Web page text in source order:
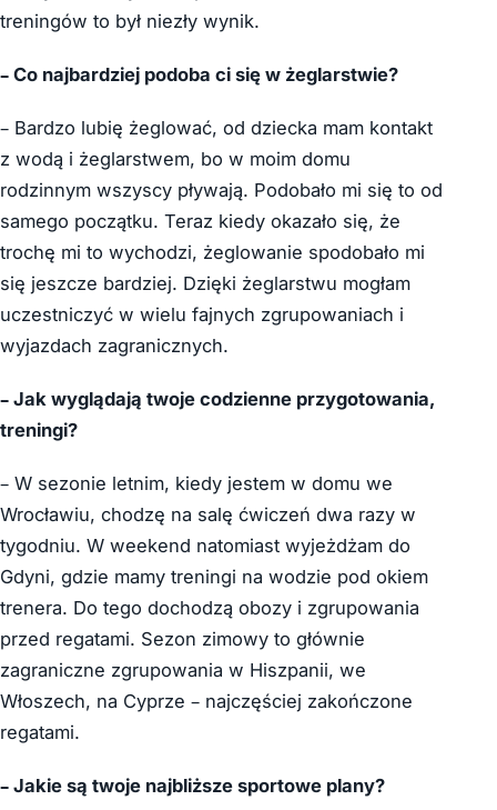
treningów to był niezły wynik.
– Co najbardziej podoba ci się w żeglarstwie?
– Bardzo lubię żeglować, od dziecka mam kontakt
z wodą i żeglarstwem, bo w moim domu
rodzinnym wszyscy pływają. Podobało mi się to od
samego początku. Teraz kiedy okazało się, że
trochę mi to wychodzi, żeglowanie spodobało mi
się jeszcze bardziej. Dzięki żeglarstwu mogłam
uczestniczyć w wielu fajnych zgrupowaniach i
wyjazdach zagranicznych.
– Jak wyglądają twoje codzienne przygotowania,
treningi?
– W sezonie letnim, kiedy jestem w domu we
Wrocławiu, chodzę na salę ćwiczeń dwa razy w
tygodniu. W weekend natomiast wyjeżdżam do
Gdyni, gdzie mamy treningi na wodzie pod okiem
trenera. Do tego dochodzą obozy i zgrupowania
przed regatami. Sezon zimowy to głównie
zagraniczne zgrupowania w Hiszpanii, we
Włoszech, na Cyprze – najczęściej zakończone
regatami.
– Jakie są twoje najbliższe sportowe plany?